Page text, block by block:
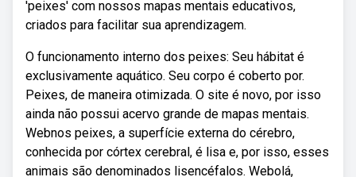
'peixes' com nossos mapas mentais educativos,
criados para facilitar sua aprendizagem.
O funcionamento interno dos peixes: Seu hábitat é
exclusivamente aquático. Seu corpo é coberto por.
Peixes, de maneira otimizada. O site é novo, por isso
ainda não possui acervo grande de mapas mentais.
Webnos peixes, a superfície externa do cérebro,
conhecida por córtex cerebral, é lisa e, por isso, esses
animais são denominados lisencéfalos. Webolá,